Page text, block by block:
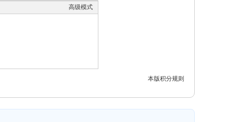
高级模式
本版积分规则